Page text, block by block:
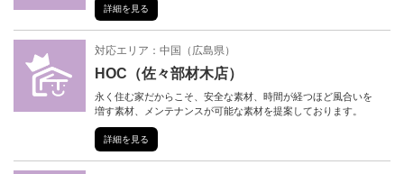
詳細を見る
対応エリア： 中国 （ 広島県）
HOC（佐々部材木店）
永く住む家だからこそ、安全な素材、時間が経つほど風合いを
増す素材、メンテナンスが可能な素材を提案しております。
詳細を見る